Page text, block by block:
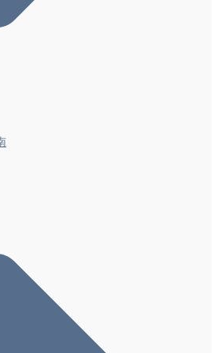
构化数据
家 (LocalBusiness) 结构化数据
商品（Product、Review、Offer）结构化
商品结构化数据（ProductGroup、
）-3变体（商品款式/规格）
资料页面 (ProfilePage) 结构化数据
(QAPage) 结构化数据
Recipe、HowTo、ItemList）结构化数